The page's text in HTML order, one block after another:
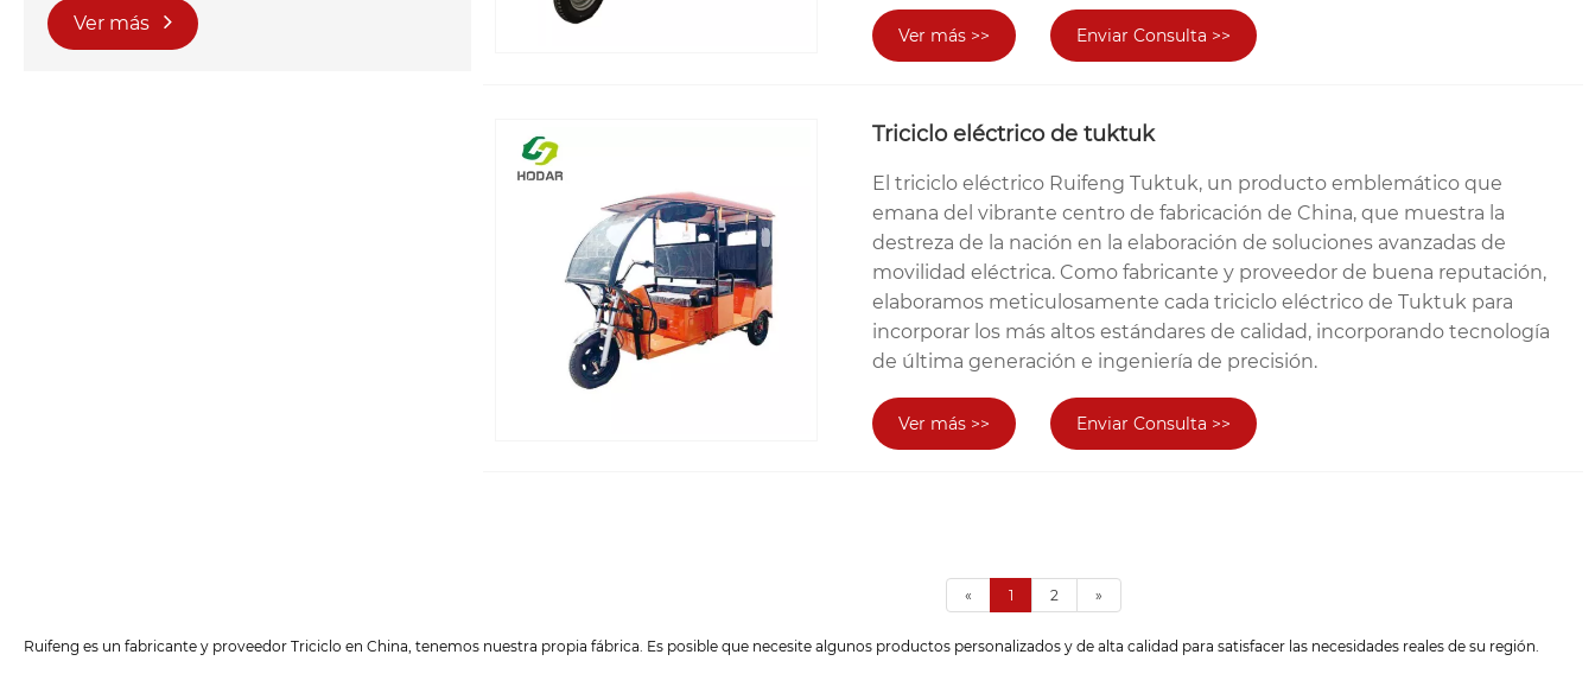
Ver más
Ver más >> Enviar Consulta >>
Triciclo eléctrico de tuktuk
El triciclo eléctrico Ruifeng Tuktuk, un producto emblemático que
emana del vibrante centro de fabricación de China, que muestra la
destreza de la nación en la elaboración de soluciones avanzadas de
movilidad eléctrica. Como fabricante y proveedor de buena reputación,
elaboramos meticulosamente cada triciclo eléctrico de Tuktuk para
incorporar los más altos estándares de calidad, incorporando tecnología
de última generación e ingeniería de precisión.
Ver más >> Enviar Consulta >>
« 1 2 »
Ruifeng es un fabricante y proveedor Triciclo en China, tenemos nuestra propia fábrica. Es posible que necesite algunos productos personalizados y de alta calidad para satisfacer las necesidades reales de su región.